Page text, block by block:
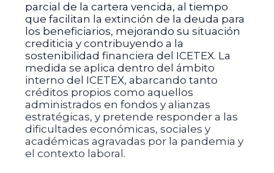
parcial de la cartera vencida, al tiempo
que facilitan la extinción de la deuda para
los beneficiarios, mejorando su situación
crediticia y contribuyendo a la
sostenibilidad financiera del ICETEX. La
medida se aplica dentro del ámbito
interno del ICETEX, abarcando tanto
créditos propios como aquellos
administrados en fondos y alianzas
estratégicas, y pretende responder a las
dificultades económicas, sociales y
académicas agravadas por la pandemia y
el contexto laboral.